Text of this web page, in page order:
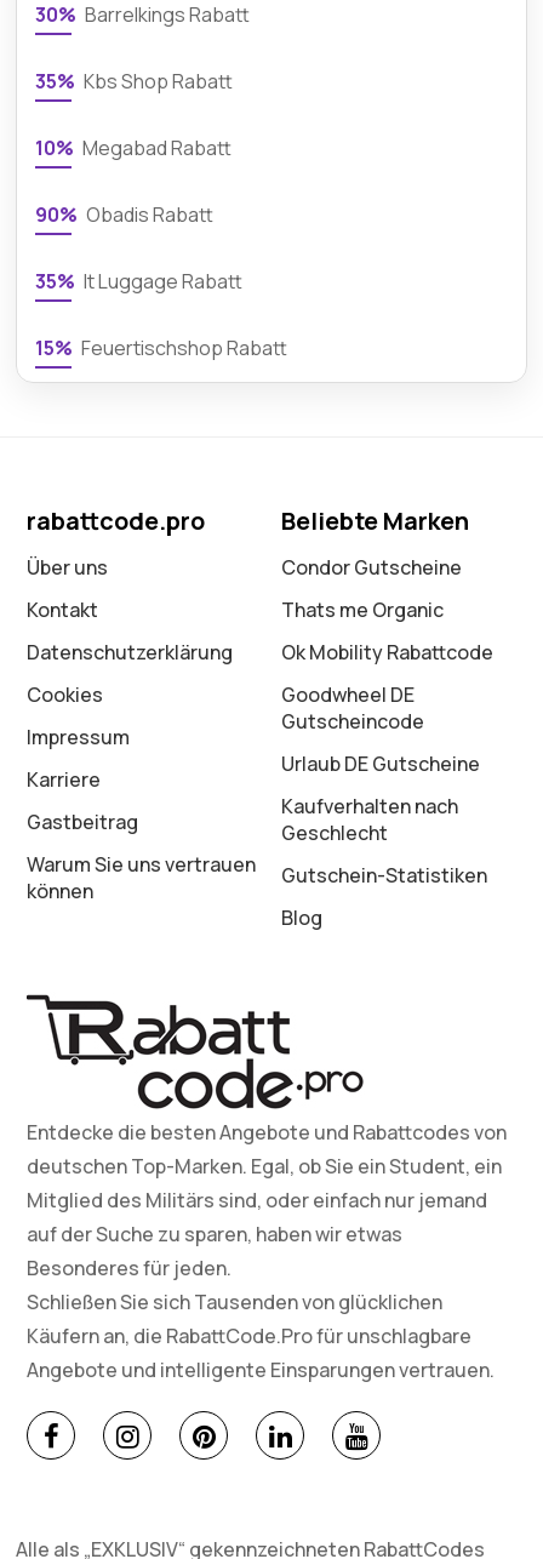
30% Barrelkings Rabatt
35% Kbs Shop Rabatt
10% Megabad Rabatt
90% Obadis Rabatt
35% It Luggage Rabatt
15% Feuertischshop Rabatt
rabattcode.pro
Über uns
Kontakt
Datenschutz­erklärung
Cookies
Impressum
Karriere
Gastbeitrag
Warum Sie uns vertrauen
können
Beliebte Marken
Condor Gutscheine
Thats me Organic
Ok Mobility Rabattcode
Goodwheel DE
Gutscheincode
Urlaub DE Gutscheine
Kaufverhalten nach
Geschlecht
Gutschein-Statistiken
Blog
Entdecke die besten Angebote und Rabattcodes von
deutschen Top-Marken. Egal, ob Sie ein Student, ein
Mitglied des Militärs sind, oder einfach nur jemand
auf der Suche zu sparen, haben wir etwas
Besonderes für jeden.
Schließen Sie sich Tausenden von glücklichen
Käufern an, die RabattCode.Pro für unschlagbare
Angebote und intelligente Einsparungen vertrauen.
Alle als „EXKLUSIV“ gekennzeichneten RabattCodes